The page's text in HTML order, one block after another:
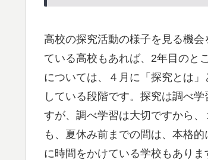
高校の探究活動の様子を見る機
ている高校もあれば、2年目のと
については、４月に「探究とは
している段階です。探究は調べ
すが、調べ学習は大切ですから
も、夏休み前までの間は、本格
に時間をかけている学校もあり